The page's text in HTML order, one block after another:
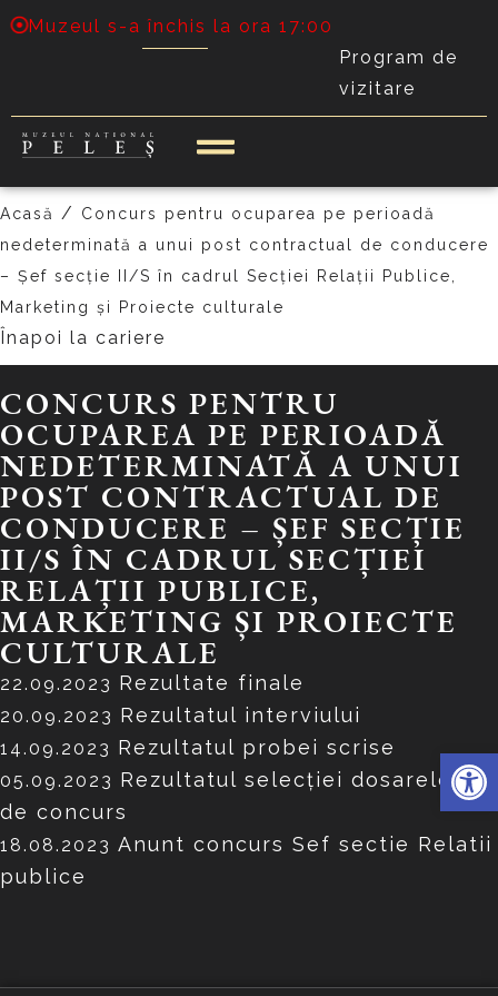
Muzeul s-a închis la ora 17:00
Program de
vizitare
Acasă /
Concurs pentru ocuparea pe perioadă
nedeterminată a unui post contractual de conducere
– Șef secție II/S în cadrul Secției Relații Publice,
Marketing și Proiecte culturale
Înapoi la cariere
CONCURS PENTRU
OCUPAREA PE PERIOADĂ
NEDETERMINATĂ A UNUI
POST CONTRACTUAL DE
CONDUCERE – ȘEF SECȚIE
II/S ÎN CADRUL SECȚIEI
RELAȚII PUBLICE,
MARKETING ȘI PROIECTE
CULTURALE
22.09.2023 Rezultate finale
20.09.2023 Rezultatul interviului
14.09.2023 Rezultatul probei scrise
05.09.2023 Rezultatul selecției dosarelor
de concurs
18.08.2023 Anunt concurs Sef sectie Relatii
publice